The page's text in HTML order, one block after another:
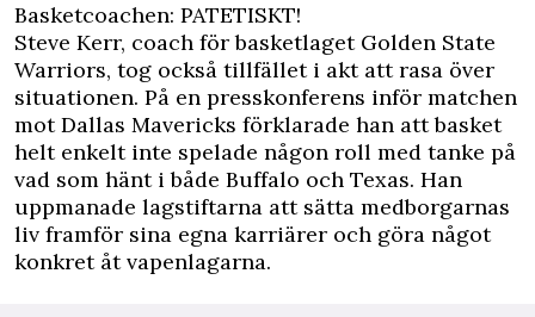
Basketcoachen: PATETISKT!
Steve Kerr, coach för basketlaget Golden State
Warriors, tog också tillfället i akt att rasa över
situationen. På en presskonferens inför matchen
mot Dallas Mavericks förklarade han att basket
helt enkelt inte spelade någon roll med tanke på
vad som hänt i både Buffalo och Texas. Han
uppmanade lagstiftarna att sätta medborgarnas
liv framför sina egna karriärer och göra något
konkret åt vapenlagarna.